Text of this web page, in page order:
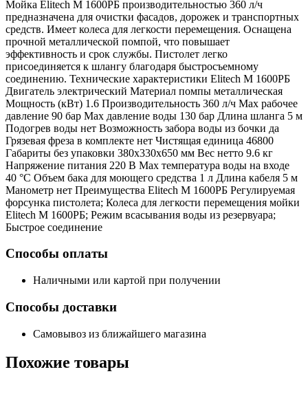
Мойка Elitech М 1600РБ производительностью 360 л/ч
предназначена для очистки фасадов, дорожек и транспортных
средств. Имеет колеса для легкости перемещения. Оснащена
прочной металлической помпой, что повышает
эффективность и срок службы. Пистолет легко
присоединяется к шлангу благодаря быстросъемному
соединению. Технические характеристики Elitech М 1600РБ
Двигатель электрический Материал помпы металлическая
Мощность (кВт) 1.6 Производительность 360 л/ч Мах рабочее
давление 90 бар Max давление воды 130 бар Длина шланга 5 м
Подогрев воды нет Возможность забора воды из бочки да
Грязевая фреза в комплекте нет Чистящая единица 46800
Габариты без упаковки 380х330х650 мм Вес нетто 9.6 кг
Напряжение питания 220 В Max температура воды на входе
40 °С Объем бака для моющего средства 1 л Длина кабеля 5 м
Манометр нет Преимущества Elitech М 1600РБ Регулируемая
форсунка пистолета; Колеса для легкости перемещения мойки
Elitech М 1600РБ; Режим всасывания воды из резервуара;
Быстрое соединение
Способы оплаты
Наличными или картой при получении
Способы доставки
Самовывоз из ближайшего магазина
Похожие товары